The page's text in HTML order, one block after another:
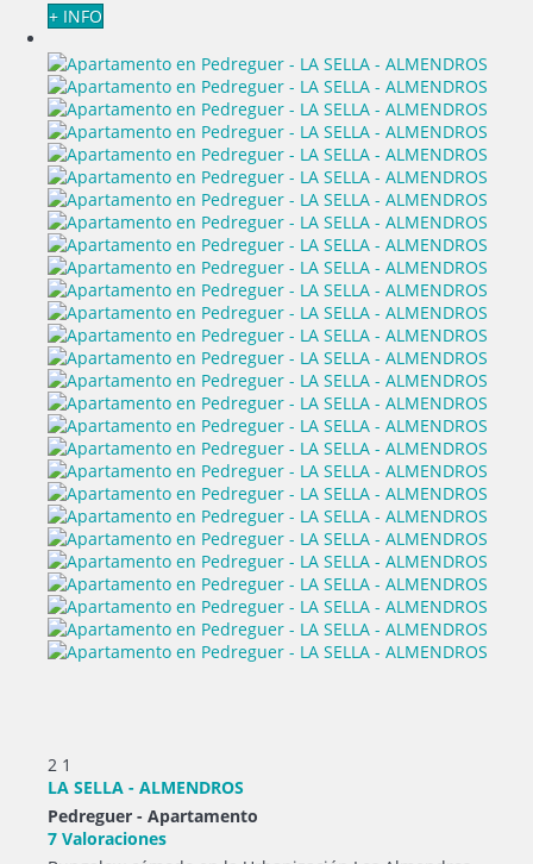
+ INFO
2 1
LA SELLA - ALMENDROS
Pedreguer - Apartamento
7 Valoraciones